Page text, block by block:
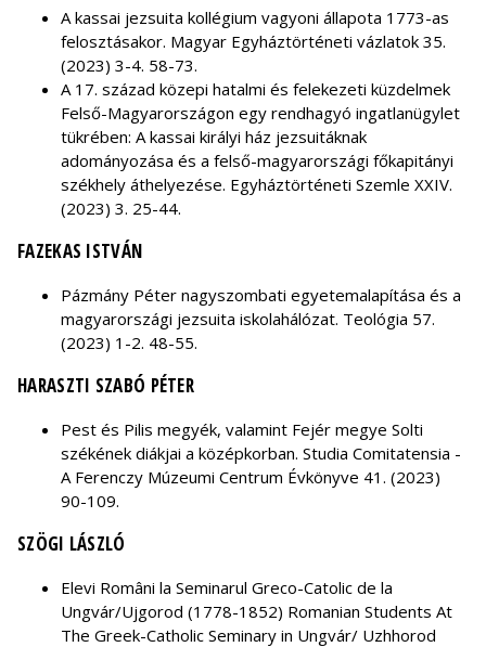
A kassai jezsuita kollégium vagyoni állapota 1773-as
felosztásakor. Magyar Egyháztörténeti vázlatok 35.
(2023) 3-4. 58-73.
A 17. század közepi hatalmi és felekezeti küzdelmek
Felső-Magyarországon egy rendhagyó ingatlanügylet
tükrében: A kassai királyi ház jezsuitáknak
adományozása és a felső-magyarországi főkapitányi
székhely áthelyezése. Egyháztörténeti Szemle XXIV.
(2023) 3. 25-44.
FAZEKAS ISTVÁN
Pázmány Péter nagyszombati egyetemalapítása és a
magyarországi jezsuita iskolahálózat. Teológia 57.
(2023) 1-2. 48-55.
HARASZTI SZABÓ PÉTER
Pest és Pilis megyék, valamint Fejér megye Solti
székének diákjai a középkorban. Studia Comitatensia -
A Ferenczy Múzeumi Centrum Évkönyve 41. (2023)
90-109.
SZÖGI LÁSZLÓ
Elevi Români la Seminarul Greco-Catolic de la
Ungvár/Ujgorod (1778-1852) Romanian Students At
The Greek-Catholic Seminary in Ungvár/ Uzhhorod